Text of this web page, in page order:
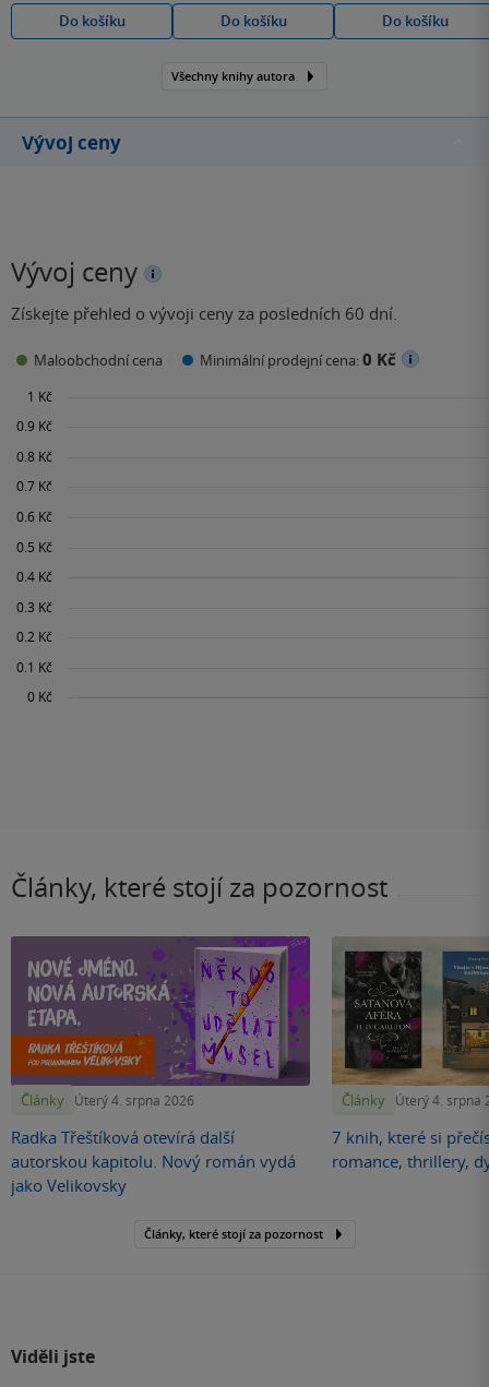
Do košíku
Do košíku Do košíku
Všechny knihy autora
Vývoj ceny
Vývoj ceny
Získejte přehled o vývoji ceny za posledních 60 dní.
Maloobchodní cena Minimální prodejní cena:0 Kč
Články, které stojí za pozornost
Články Úterý 4. srpna 2026
Radka Třeštíková otevírá další
autorskou kapitolu. Nový román vydá
jako Velikovsky
Články Úterý 4. srpna
7 knih, které si
romance, thrillery,
Články, které stojí za pozornost
Viděli jste